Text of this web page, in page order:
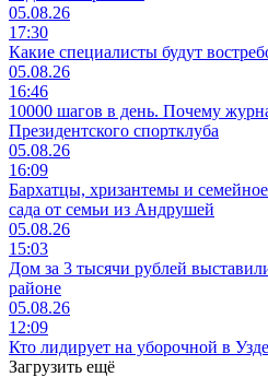
05.08.26
17:30
Какие специалисты будут
05.08.26
16:46
10000 шагов в день. Почему
Президентского спортклуба
05.08.26
16:09
Бархатцы, хризантемы и
сада от семьи из Андрушей
05.08.26
15:03
Дом за 3 тысячи рублей
районе
05.08.26
12:09
Кто лидирует на уборочной в
Загрузить ещё